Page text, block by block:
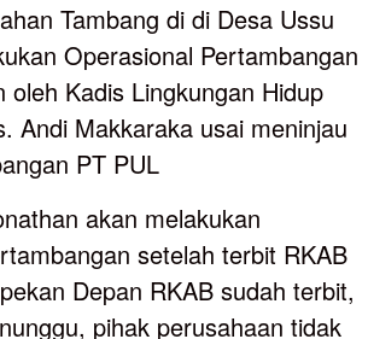
Tambang di di Desa Ussu
Operasional Pertambangan
oleh Kadis Lingkungan Hidup
Andi Makkaraka usai meninjau
PT PUL
akan melakukan
setelah terbit RKAB
Depan RKAB sudah terbit,
pihak perusahaan tidak